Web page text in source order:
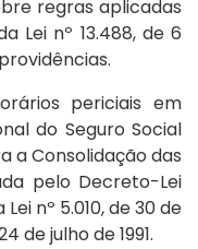
regras aplicadas
Lei nº 13.488, de 6
periciais em
do Seguro Social
a Consolidação das
pelo Decreto-Lei
nº 5.010, de 30 de
de julho de 1991.